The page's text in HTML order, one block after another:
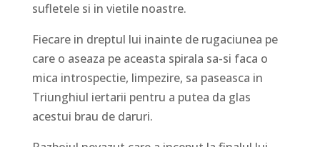
sufletele si in vietile noastre.
Fiecare in dreptul lui inainte de rugaciunea pe
care o aseaza pe aceasta spirala sa-si faca o
mica introspectie, limpezire, sa paseasca in
Triunghiul iertarii pentru a putea da glas
acestui brau de daruri.